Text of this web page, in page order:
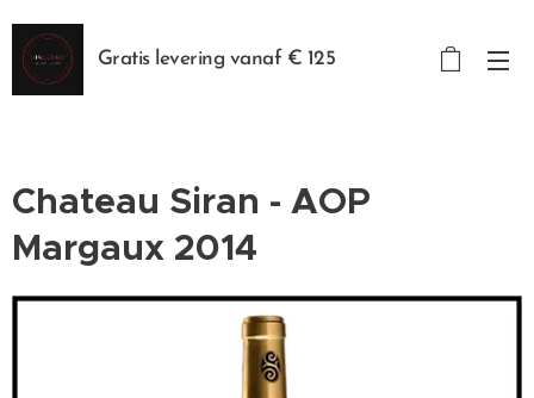
Gratis levering vanaf € 125
Chateau Siran - AOP
Margaux 2014